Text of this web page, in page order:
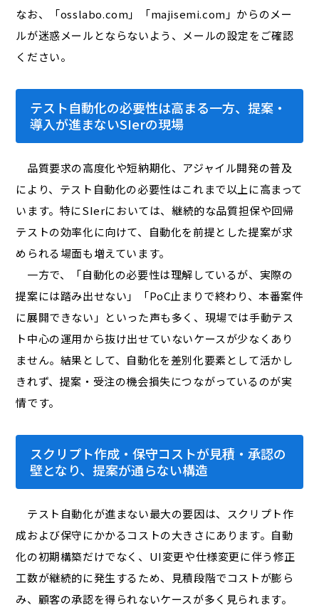
なお、「osslabo.com」「majisemi.com」からのメー
ルが迷惑メールとならないよう、メールの設定をご確認
ください。
テスト自動化の必要性は高まる一方、提案・
導入が進まないSIerの現場
品質要求の高度化や短納期化、アジャイル開発の普及
により、テスト自動化の必要性はこれまで以上に高まって
います。特にSIerにおいては、継続的な品質担保や回帰
テストの効率化に向けて、自動化を前提とした提案が求
められる場面も増えています。
一方で、「自動化の必要性は理解しているが、実際の
提案には踏み出せない」「PoC止まりで終わり、本番案件
に展開できない」といった声も多く、現場では手動テス
ト中心の運用から抜け出せていないケースが少なくあり
ません。結果として、自動化を差別化要素として活かし
きれず、提案・受注の機会損失につながっているのが実
情です。
スクリプト作成・保守コストが見積・承認の
壁となり、提案が通らない構造
テスト自動化が進まない最大の要因は、スクリプト作
成および保守にかかるコストの大きさにあります。自動
化の初期構築だけでなく、UI変更や仕様変更に伴う修正
工数が継続的に発生するため、見積段階でコストが膨ら
み、顧客の承認を得られないケースが多く見られます。